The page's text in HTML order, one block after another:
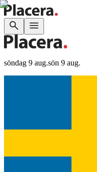
söndag 9 aug.sön 9 aug.